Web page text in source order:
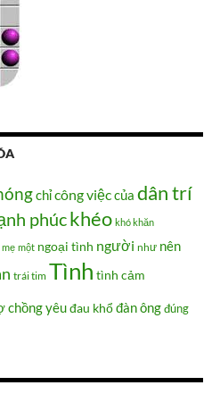
chỉcông việccủa dân trí
phúckhéo khó khăn
mẹ một ngoại tình người như nên
trái tim Tình tình cảm
chồngyêuđau khổđàn ôngđúng